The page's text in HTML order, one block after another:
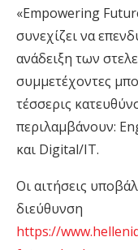
«Empowering
συνεχίζεινα
ανάδειξη των
συμμετέχοντες
τέσσερις
περιλαμβάνουν:
και Digital/IT.
Οι αιτήσεις
διεύθυνση
https://